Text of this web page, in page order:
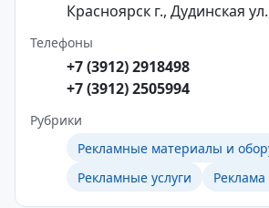
Красноярск г., Дудинская
Телефоны
+7 (3912) 2918498
+7 (3912) 2505994
Рубрики
Рекламные материалы и
Рекламные услуги